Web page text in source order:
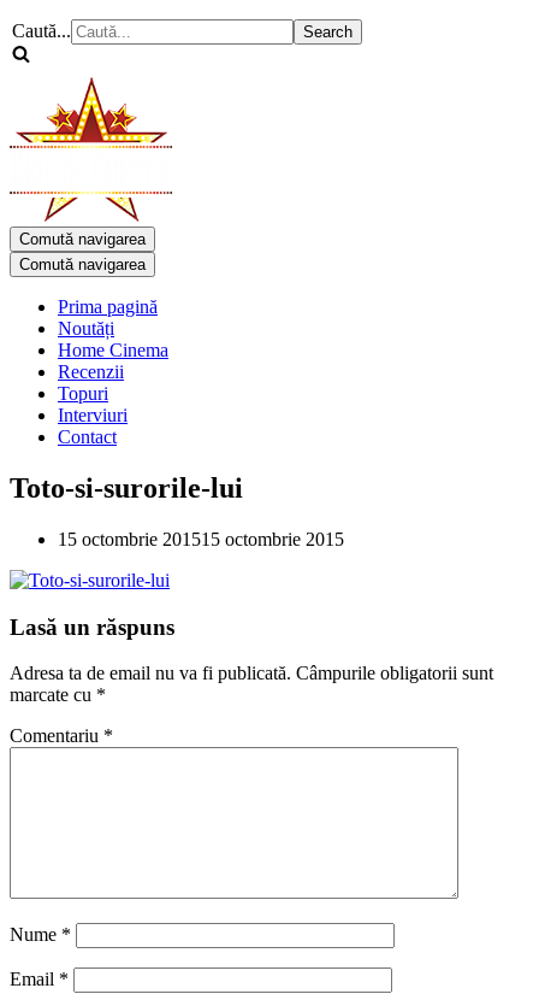
Caută...
Comută navigarea
Comută navigarea
Prima pagină
Noutăți
Home Cinema
Recenzii
Topuri
Interviuri
Contact
Toto-si-surorile-lui
15 octombrie 201515 octombrie 2015
Lasă un răspuns
Adresa ta de email nu va fi publicată. Câmpurile obligatorii sunt
marcate cu *
Comentariu *
Nume *
Email *